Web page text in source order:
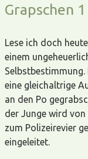
Grapschen 1
Lese ich doch
einem
eine gleichaltrige
an den Po
der Junge wird
zum Polizeirevier
eingeleitet.